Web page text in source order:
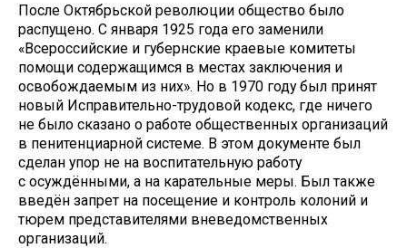
После Октябрьской революции общество было
распущено. С января 1925 года его заменили
«Всероссийские и губернские краевые комитеты
помощи содержащимся в местах заключения и
освобождаемым из них». Но в 1970 году был принят
новый Исправительно-трудовой кодекс, где ничего
не было сказано о работе общественных организаций
в пенитенциарной системе. В этом документе был
сделан упор не на воспитательную работу
с осуждёнными, а на карательные меры. Был также
введён запрет на посещение и контроль колоний и
тюрем представителями вневедомственных
организаций.